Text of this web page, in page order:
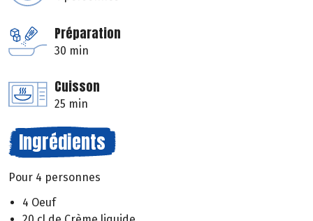
Préparation
30 min
Cuisson
25 min
Ingrédients
Pour 4 personnes
4 Oeuf